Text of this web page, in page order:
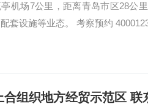
机场7公里，距离青岛市区28公
套设施等业态。 考察预约
组织地方经贸示范区 联